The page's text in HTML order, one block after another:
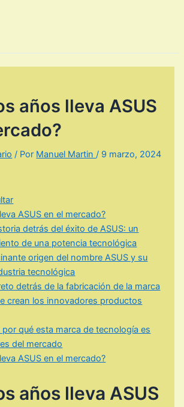
años lleva ASUS
/ Por Manuel Martin/ 9 marzo, 2024
ASUS en el mercado?
detrás del éxito de ASUS: un
de una potencia tecnológica
origen del nombre ASUS y su
tecnológica
detrás de la fabricación de la marca
crean los innovadores productos
por qué esta marca de tecnología es
del mercado
ASUS en el mercado?
años lleva ASUS